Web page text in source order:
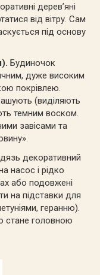
дерев’яні
від вітру. Сам
під основу
Будиночок
дуже високим
покрівлею.
(виділяють
темним воском.
завісами та
декоративний
насос і рідко
або подовжені
на підставки для
геранню).
стане головною